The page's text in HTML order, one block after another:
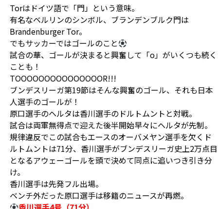
Torはドイツ語で「門」という意味。
有名なベルリンのシンボル、ブランデンブルク門は
Brandenburger Tor。
でもサッカーではゴールのこと
試合の華、ゴールが決まると興奮して「o」がいくつも続く
ことも！
TOOOOOOOOOOOOOOOR!!!
ブンデスリーガ第19節はそんな興奮のゴール、それも日本
人選手のゴールが！
原口選手のヘルタは香川選手のドルトムントと対戦。
試合は両軍無得点で迎えた後半開始早々にヘルタが先制。
規律違反でこの試合もエースのオーバメヤン選手を欠くド
ルトムントは71分、香川選手がブンデスリーガ史上2万点目
となるアウェーゴールを頭で決めて同点に追いつき引き分
け。
香川選手は先発フル出場。
ベンチ外だった原口選手は移籍のニュースが再燃。